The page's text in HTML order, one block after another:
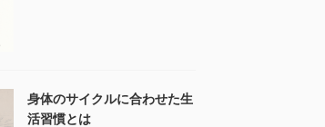
身体のサイクルに合わせた生
活習慣とは